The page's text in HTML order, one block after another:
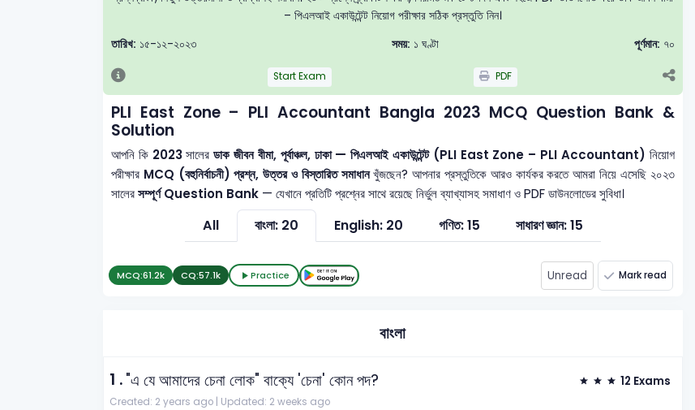
– পিএলআই একাউন্টেন্ট নিয়োগ পরীক্ষার সঠিক প্রস্তুতি নিন।
তারিখ: ১৫-১২-২০২৩ সময়: ১ ঘণ্টা পূর্ণমান: ৭০
Start Exam PDF
PLI East Zone – PLI Accountant Bangla 2023 MCQ Question Bank &
Solution
আপনি কি 2023সালেরডাক জীবন বীমা, পূর্বাঞ্চল, ঢাকা — পিএলআই একাউন্টেন্ট (PLI East Zone – PLI Accountant) নিয়োগ
পরীক্ষার MCQ (বহুনির্বাচনী) প্রশ্ন, উত্তর ও বিস্তারিত সমাধানখুঁজছেন? আপনার প্রস্তুতিকে আরও কার্যকর করতে আমরা নিয়ে এসেছি ২০২৩
সালেরসম্পূর্ণ Question Bank — যেখানে প্রতিটি প্রশ্নের সাথে রয়েছে নির্ভুল ব্যাখ্যাসহ সমাধাণ ও PDF ডাউনলোডের সুবিধা।
All বাংলা: 20 English: 20 গণিত: 15 সাধারণ জ্ঞান: 15
MCQ:61.2k CQ:57.1k Practice Unread Mark read
বাংলা
1 ."এ যে আমাদের চেনা লোক" বাক্যে 'চেনা' কোন পদ? 12 Exams
Created: 2 years ago | Updated: 2 weeks ago